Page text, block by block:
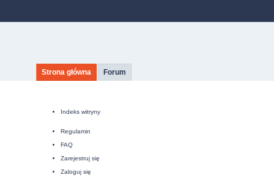
Strona główna Forum
Indeks witryny
Regulamin
FAQ
Zarejestruj się
Zaloguj się